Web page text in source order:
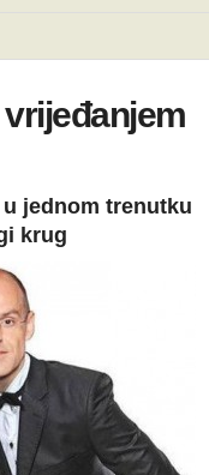
jednom trenutku
krug